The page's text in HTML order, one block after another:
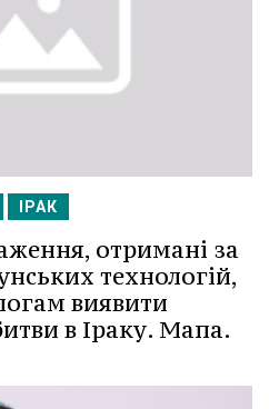
ІРАК
отримані за
технологій,
виявити
в Іраку. Мапа.